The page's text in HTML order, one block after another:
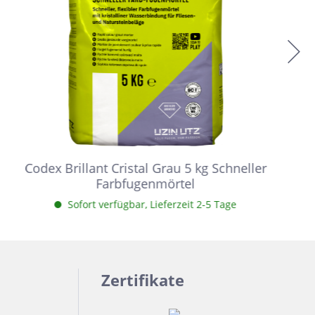
Codex Brillant Cristal Grau 5 kg Schneller
Farbfugenmörtel
Sofort verfügbar, Lieferzeit 2-5 Tage
Zertifikate